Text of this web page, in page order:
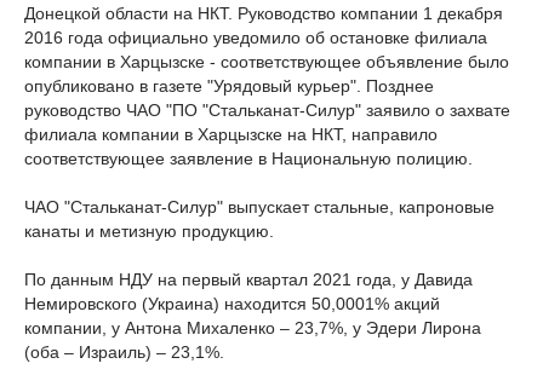
Донецкой области на НКТ. Руководство компании 1 декабря
2016 года официально уведомило об остановке филиала
компании в Харцызске - соответствующее объявление было
опубликовано в газете "Урядовый курьер". Позднее
руководство ЧАО "ПО "Стальканат-Силур" заявило о захвате
филиала компании в Харцызске на НКТ, направило
соответствующее заявление в Национальную полицию.
ЧАО "Стальканат-Силур" выпускает стальные, капроновые
канаты и метизную продукцию.
По данным НДУ на первый квартал 2021 года, у Давида
Немировского (Украина) находится 50,0001% акций
компании, у Антона Михаленко – 23,7%, у Эдери Лирона
(оба – Израиль) – 23,1%.